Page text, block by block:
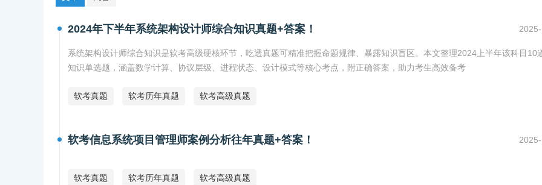
2024年下半年系统架构设计师综合知识真题+答案！
系统架构设计师综合知识是软考高级硬核环节，吃透真题可精准把握命题规律、暴露知识盲区。本文整理2024上半年该科目10
知识单选题，涵盖数学计算、协议层级、进程状态、设计模式等核心考点，附正确答案，助力考生高效备考
软考真题 软考历年真题 软考高级真题
软考信息系统项目管理师案例分析往年真题+答案！
软考真题 软考历年真题 软考高级真题